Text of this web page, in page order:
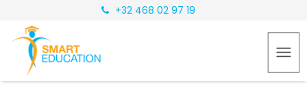
+32 468 02 97 19